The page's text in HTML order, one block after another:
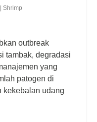
|Shrimp
outbreak
tambak, degradasi
yang
patogen di
kekebalan udang